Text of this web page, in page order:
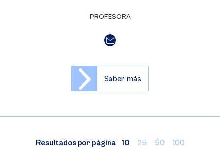
PROFESORA
Saber más
Resultados por página 10 25 50 100